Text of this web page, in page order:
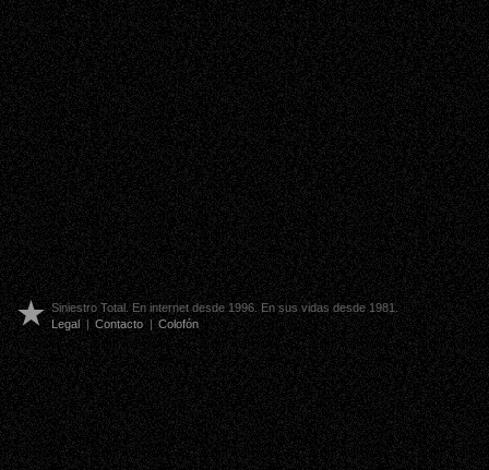
Siniestro Total. En internet desde 1996. En sus vidas desde 1981.
Legal | Contacto | Colofón